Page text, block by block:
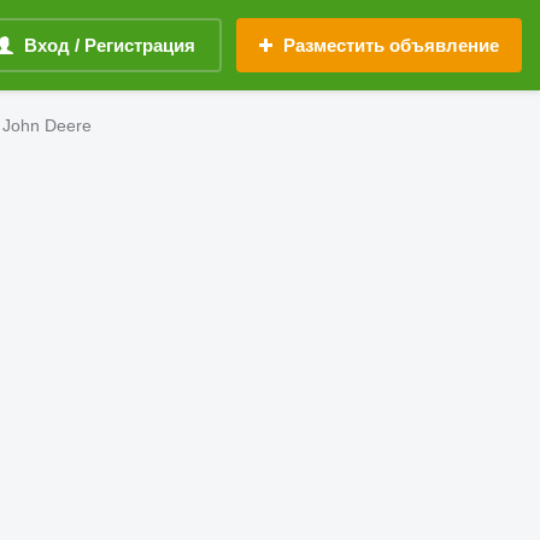
Вход / Регистрация Разместить объявление
Deere